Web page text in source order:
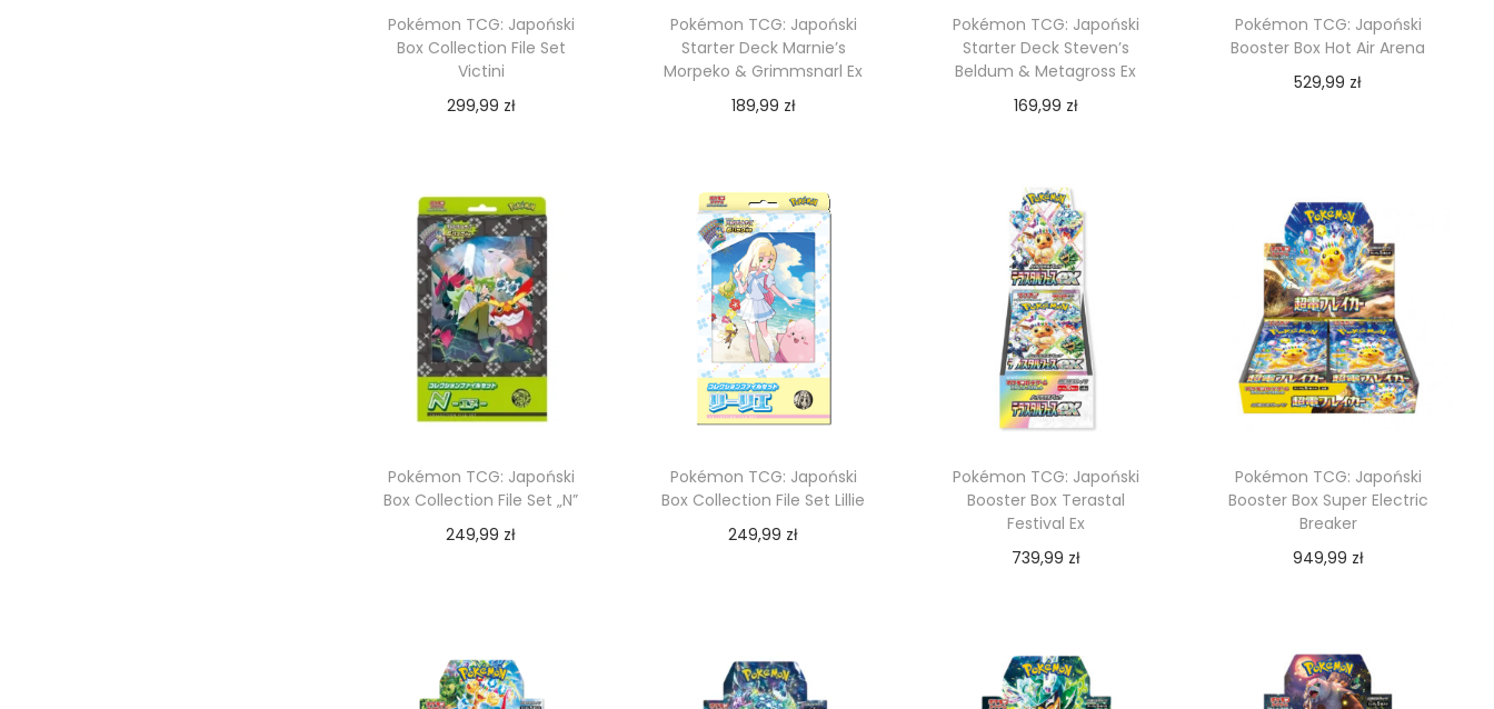
Pokémon TCG: Japoński
Box Collection File Set
Victini
299,99 zł
Pokémon TCG: Japoński
Starter Deck Marnie’s
Morpeko & Grimmsnarl Ex
189,99 zł
Pokémon TCG: Japoński
Starter Deck Steven’s
Beldum & Metagross Ex
169,99 zł
Pokémon TCG: Japoński
Booster Box Hot Air Arena
529,99 zł
Pokémon TCG: Japoński
Box Collection File Set „N”
249,99 zł
Pokémon TCG: Japoński
Box Collection File Set Lillie
249,99 zł
Pokémon TCG: Japoński
Booster Box Terastal
Festival Ex
739,99 zł
Pokémon TCG: Japoński
Booster Box Super Electric
Breaker
949,99 zł